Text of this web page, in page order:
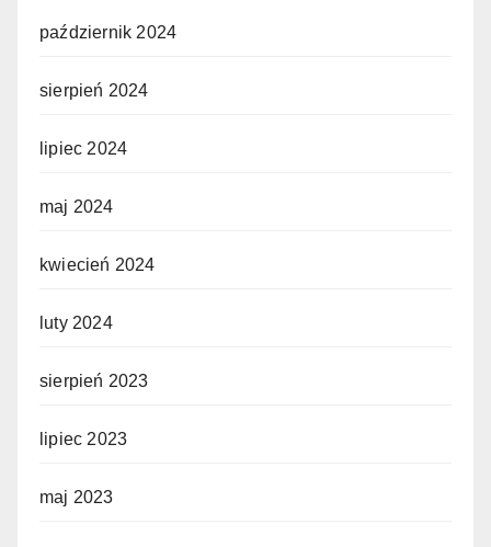
październik 2024
sierpień 2024
lipiec 2024
maj 2024
kwiecień 2024
luty 2024
sierpień 2023
lipiec 2023
maj 2023